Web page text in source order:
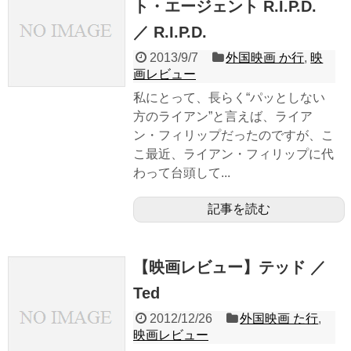
ト・エージェント R.I.P.D.
／ R.I.P.D.
2013/9/7 外国映画 か行, 映
画レビュー
私にとって、長らく“パッとしない
方のライアン”と言えば、ライア
ン・フィリップだったのですが、こ
こ最近、ライアン・フィリップに代
わって台頭して...
記事を読む
【映画レビュー】テッド ／
Ted
2012/12/26 外国映画 た行,
映画レビュー